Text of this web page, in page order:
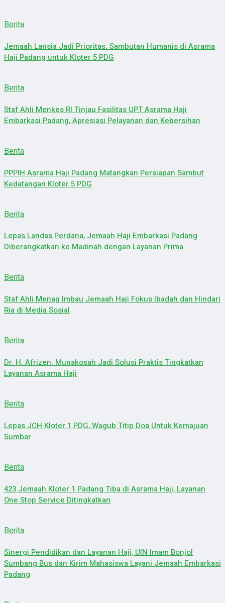
Berita
Jemaah Lansia Jadi Prioritas: Sambutan Humanis di Asrama
Haji Padang untuk Kloter 5 PDG
Berita
Staf Ahli Menkes RI Tinjau Fasilitas UPT Asrama Haji
Embarkasi Padang, Apresiasi Pelayanan dan Kebersihan
Berita
PPPIH Asrama Haji Padang Matangkan Persiapan Sambut
Kedatangan Kloter 5 PDG
Berita
Lepas Landas Perdana, Jemaah Haji Embarkasi Padang
Diberangkatkan ke Madinah dengan Layanan Prima
Berita
Staf Ahli Menag Imbau Jemaah Haji Fokus Ibadah dan Hindari
Ria di Media Sosial
Berita
Dr. H. Afrizen: Munakosah Jadi Solusi Praktis Tingkatkan
Layanan Asrama Haji
Berita
Lepas JCH Kloter 1 PDG, Wagub Titip Doa Untuk Kemajuan
Sumbar
Berita
423 Jemaah Kloter 1 Padang Tiba di Asrama Haji, Layanan
One Stop Service Ditingkatkan
Berita
Sinergi Pendidikan dan Layanan Haji, UIN Imam Bonjol
Sumbang Bus dan Kirim Mahasiswa Layani Jemaah Embarkasi
Padang